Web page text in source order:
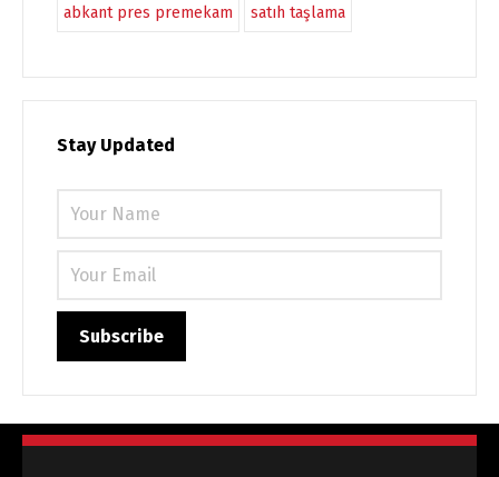
abkant pres premekam satıh taşlama
Stay Updated